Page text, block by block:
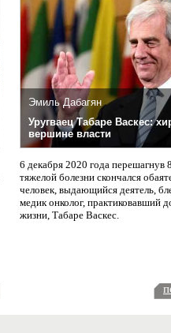
Эмиль Дабагян
Уругваец Табаре Васкес:
вершине власти
6 декабря 2020 года перешагнув
тяжелой болезни скончался
человек, выдающийся деятель,
медик онколог, практиковавший
жизни, Табаре Васкес.